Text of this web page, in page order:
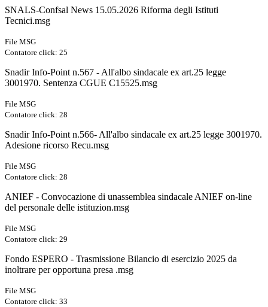
SNALS-Confsal News 15.05.2026 Riforma degli Istituti
Tecnici.msg
File MSG
Contatore click: 25
Snadir Info-Point n.567 - All'albo sindacale ex art.25 legge
3001970. Sentenza CGUE C15525.msg
File MSG
Contatore click: 28
Snadir Info-Point n.566- All'albo sindacale ex art.25 legge 3001970.
Adesione ricorso Recu.msg
File MSG
Contatore click: 28
ANIEF - Convocazione di unassemblea sindacale ANIEF on-line
del personale delle istituzion.msg
File MSG
Contatore click: 29
Fondo ESPERO - Trasmissione Bilancio di esercizio 2025 da
inoltrare per opportuna presa .msg
File MSG
Contatore click: 33